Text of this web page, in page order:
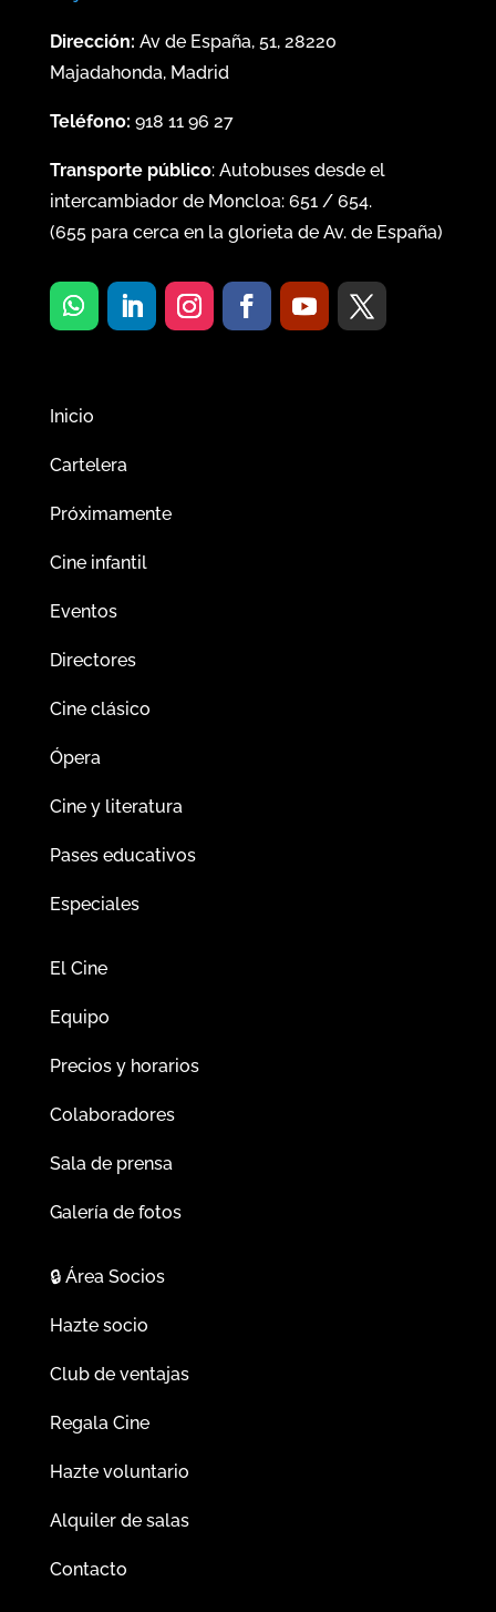
Dirección: Av de España, 51, 28220
Majadahonda, Madrid
Teléfono: 918 11 96 27
Transporte público: Autobuses desde el
intercambiador de Moncloa: 651/ 654.
(655para cerca en la glorieta de Av. de España)
Inicio
Cartelera
Próximamente
Cine infantil
Eventos
Directores
Cine clásico
Ópera
Cine y literatura
Pases educativos
Especiales
El Cine
Equipo
Precios y horarios
Colaboradores
Sala de prensa
Galería de fotos
🔒Área Socios
Hazte socio
Club de ventajas
Regala Cine
Hazte voluntario
Alquiler de salas
Contacto